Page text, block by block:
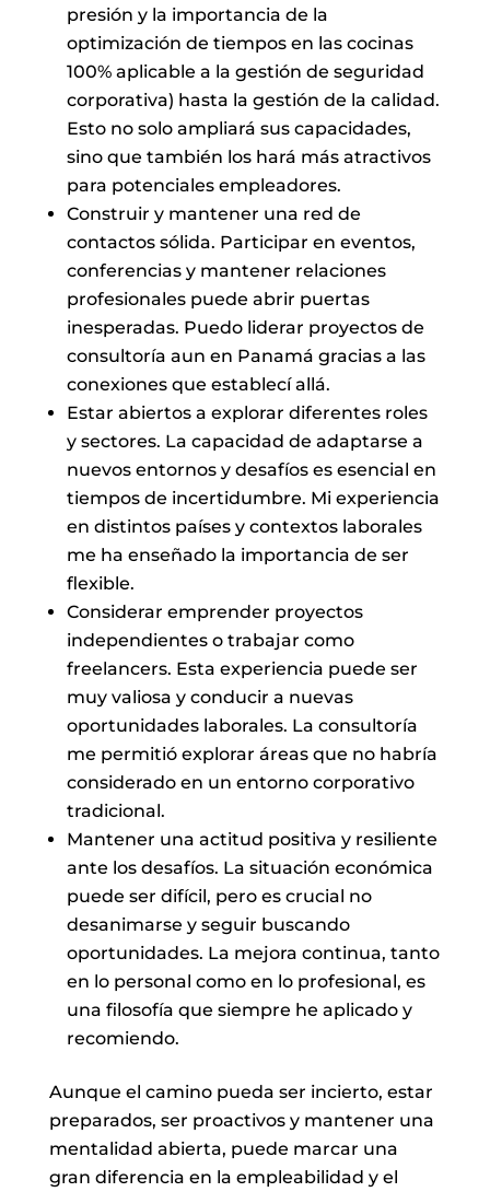
presión y la importancia de la
optimización de tiempos en las cocinas
100% aplicable a la gestión de seguridad
corporativa) hasta la gestión de la calidad.
Esto no solo ampliará sus capacidades,
sino que también los hará más atractivos
para potenciales empleadores.
Construir y mantener una red de
contactos sólida. Participar en eventos,
conferencias y mantener relaciones
profesionales puede abrir puertas
inesperadas. Puedo liderar proyectos de
consultoría aun en Panamá gracias a las
conexiones que establecí allá.
Estar abiertos a explorar diferentes roles
y sectores. La capacidad de adaptarse a
nuevos entornos y desafíos es esencial en
tiempos de incertidumbre. Mi experiencia
en distintos países y contextos laborales
me ha enseñado la importancia de ser
flexible.
Considerar emprender proyectos
independientes o trabajar como
freelancers. Esta experiencia puede ser
muy valiosa y conducir a nuevas
oportunidades laborales. La consultoría
me permitió explorar áreas que no habría
considerado en un entorno corporativo
tradicional.
Mantener una actitud positiva y resiliente
ante los desafíos. La situación económica
puede ser difícil, pero es crucial no
desanimarse y seguir buscando
oportunidades. La mejora continua, tanto
en lo personal como en lo profesional, es
una filosofía que siempre he aplicado y
recomiendo.
Aunque el camino pueda ser incierto, estar
preparados, ser proactivos y mantener una
mentalidad abierta, puede marcar una
gran diferencia en la empleabilidad y el